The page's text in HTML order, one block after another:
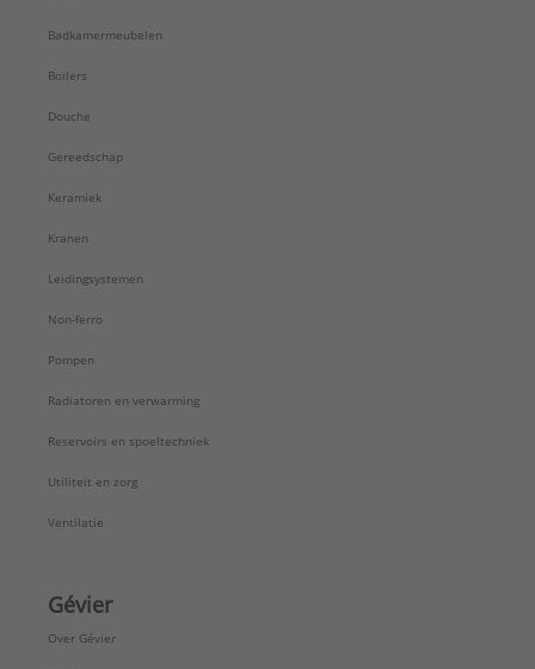
Badkamermeubelen
Boilers
Douche
Gereedschap
Keramiek
Kranen
Leidingsystemen
Non-ferro
Pompen
Radiatoren en verwarming
Reservoirs en spoeltechniek
Utiliteit en zorg
Ventilatie
Gévier
Over Gévier